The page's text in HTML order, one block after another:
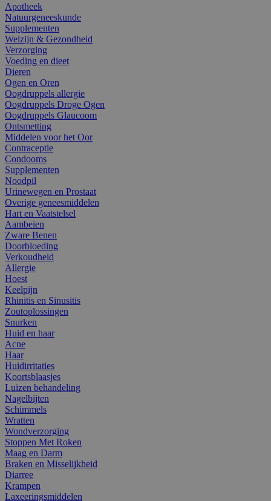
Apotheek
Natuurgeneeskunde
Supplementen
Welzijn & Gezondheid
Verzorging
Voeding en dieet
Dieren
Ogen en Oren
Oogdruppels allergie
Oogdruppels Droge Ogen
Oogdruppels Glaucoom
Ontsmetting
Middelen voor het Oor
Contraceptie
Condooms
Supplementen
Noodpil
Urinewegen en Prostaat
Overige geneesmiddelen
Hart en Vaatstelsel
Aambeien
Zware Benen
Doorbloeding
Verkoudheid
Allergie
Hoest
Keelpijn
Rhinitis en Sinusitis
Zoutoplossingen
Snurken
Huid en haar
Acne
Haar
Huidirritaties
Koortsblaasjes
Luizen behandeling
Nagelbijten
Schimmels
Wratten
Wondverzorging
Stoppen Met Roken
Maag en Darm
Braken en Misselijkheid
Diarree
Krampen
Laxeeringsmiddelen